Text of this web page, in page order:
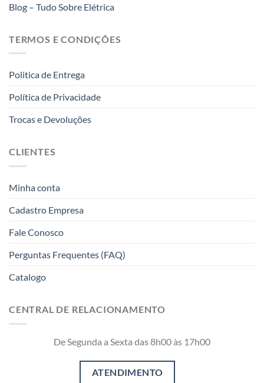
Blog – Tudo Sobre Elétrica
TERMOS E CONDIÇÕES
Politica de Entrega
Política de Privacidade
Trocas e Devoluções
CLIENTES
Minha conta
Cadastro Empresa
Fale Conosco
Perguntas Frequentes (FAQ)
Catalogo
CENTRAL DE RELACIONAMENTO
De Segunda a Sexta das 8h00 às 17h00